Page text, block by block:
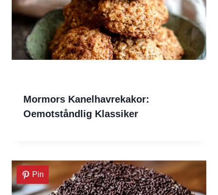
Mormors Kanelhavrekakor:
Oemotståndlig Klassiker
Pin